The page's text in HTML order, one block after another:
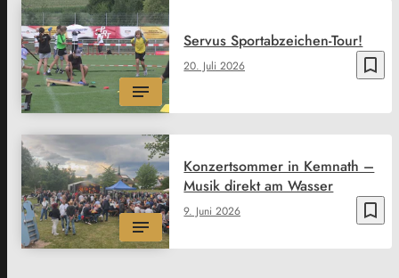
bookmark_border
20. Juli 2026
Servus Sportabzeichen-Tour!
bookmark_border
9. Juni 2026
Konzertsommer in Kemnath –
Musik direkt am Wasser